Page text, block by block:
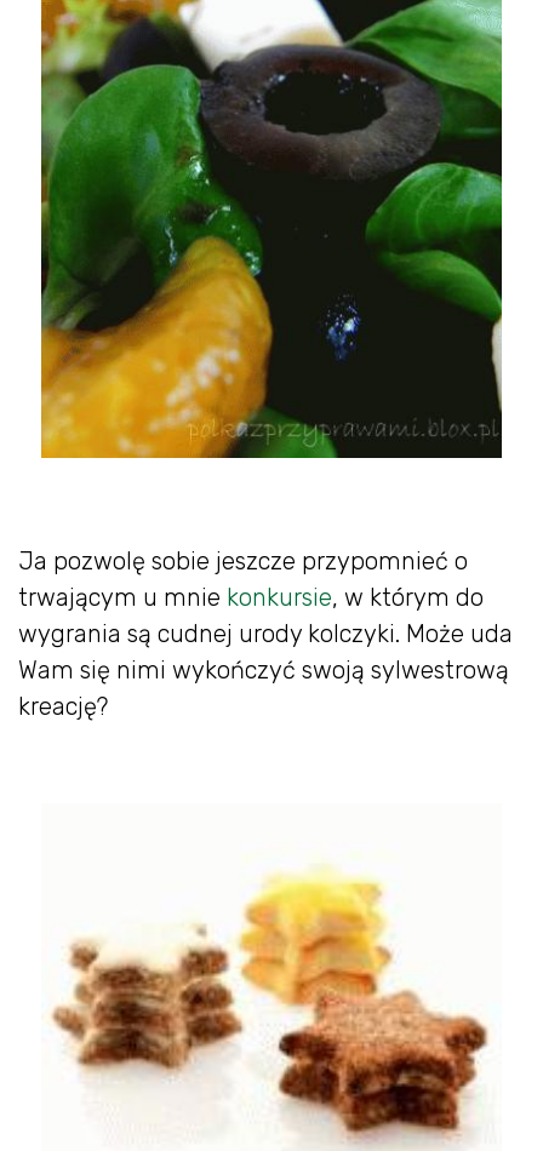
Ja pozwolę sobie jeszcze przypomnieć o
trwającym u mnie konkursie, w którym do
wygrania są cudnej urody kolczyki. Może uda
Wam się nimi wykończyć swoją sylwestrową
kreację?